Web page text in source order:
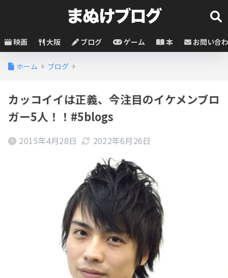
映画 大阪 ブログ ゲーム 本 お問い合
ホーム ブログ
カッコイイは正義、今注目のイケメンブロ
ガー5人！！#5blogs
2015年4月28日 2022年6月26日